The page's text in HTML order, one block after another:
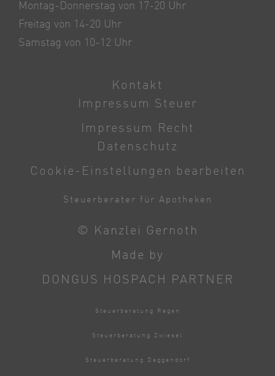
Montag-Donnerstag von 17-20 Uhr
Freitag von 14-20 Uhr
Samstag von 10-12 Uhr
Kontakt
Impressum Steuer
Impressum Recht
Datenschutz
Cookie-Einstellungen bearbeiten
Steuerberater für Apotheken
© Kanzlei Gernoth
Made by
DONGUS HOSPACH PARTNER
Steuerberatung Regen
Steuerberatung Zwiesel
Steuerberatung Deggendorf